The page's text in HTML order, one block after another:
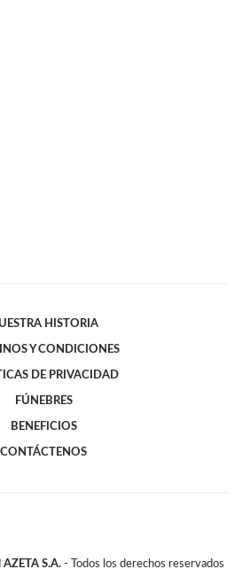
HISTORIA
Y CONDICIONES
DE PRIVACIDAD
FÚNEBRES
BENEFICIOS
CONTÁCTENOS
AZETA S.A. - Todos los derechos reservados